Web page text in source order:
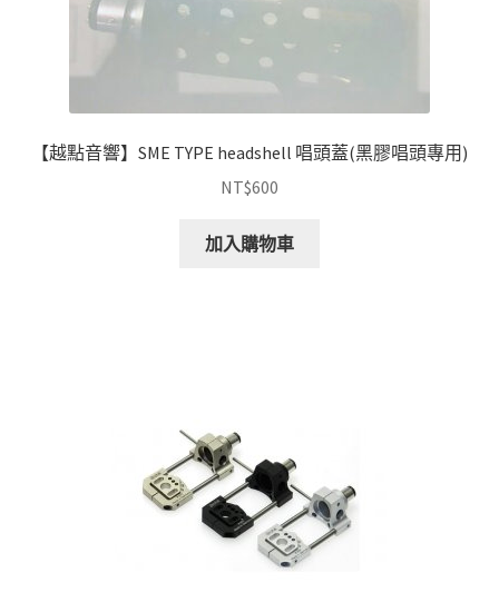
【越點音響】SME TYPE headshell 唱頭蓋(黑膠唱頭專用)
NT$600
加入購物車